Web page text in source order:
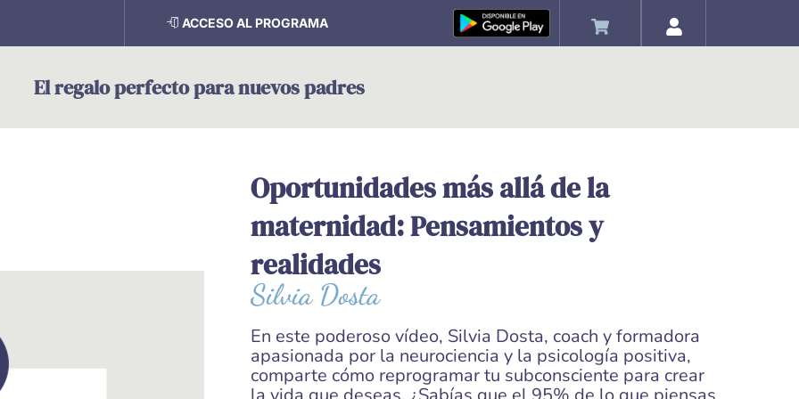
ACCESO AL PROGRAMA
El regalo perfecto para nuevos padres
Oportunidades más allá de la
maternidad: Pensamientos y
realidades
Silvia Dosta
En este poderoso vídeo, Silvia Dosta, coach y formadora
apasionada por la neurociencia y la psicología positiva,
comparte cómo reprogramar tu subconsciente para crear